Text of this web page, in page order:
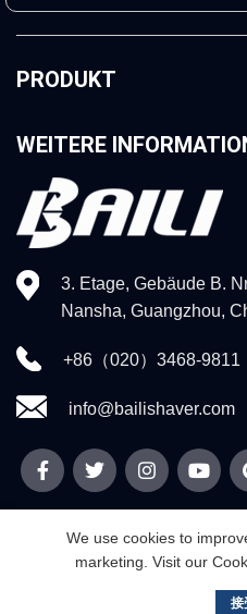
PRODUKT
WEITERE
3. Etage, Gebäude B.
Nansha, Guangzhou,
+86（020）3468-9811
info@bailishaver.com
We use cookies to
marketing. Visit our
接